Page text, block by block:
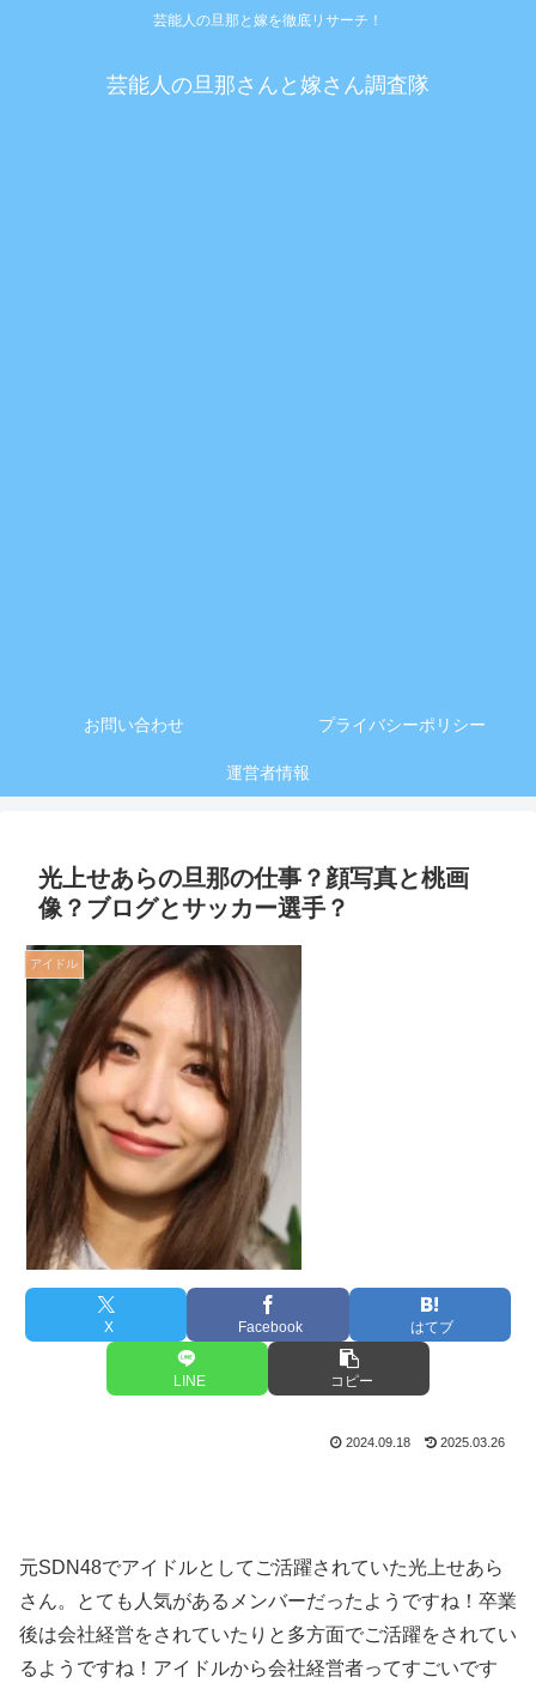
芸能人の旦那と嫁を徹底リサーチ！
芸能人の旦那さんと嫁さん調査隊
お問い合わせ プライバシーポリシー
運営者情報
光上せあらの旦那の仕事？顔写真と桃画
像？ブログとサッカー選手？
アイドル
X Facebook はてブ
LINE コピー
2024.09.18 2025.03.26
元SDN48でアイドルとしてご活躍されていた光上せあら
さん。とても人気があるメンバーだったようですね！卒業
後は会社経営をされていたりと多方面でご活躍をされてい
るようですね！アイドルから会社経営者ってすごいです